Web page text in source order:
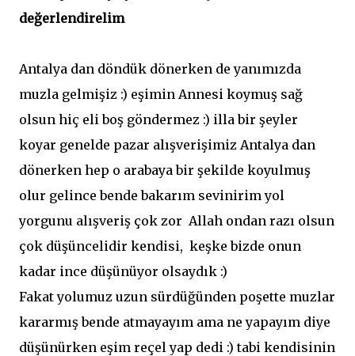
değerlendirelim
Antalya dan döndük dönerken de yanımızda
muzla gelmişiz :) eşimin Annesi koymuş sağ
olsun hiç eli boş göndermez :) illa bir şeyler
koyar genelde pazar alışverişimiz Antalya dan
dönerken hep o arabaya bir şekilde koyulmuş
olur gelince bende bakarım sevinirim yol
yorgunu alışveriş çok zor Allah ondan razı olsun
çok düşüncelidir kendisi, keşke bizde onun
kadar ince düşünüyor olsaydık :)
Fakat yolumuz uzun sürdüğünden poşette muzlar
kararmış bende atmayayım ama ne yapayım diye
düşünürken eşim reçel yap dedi :) tabi kendisinin